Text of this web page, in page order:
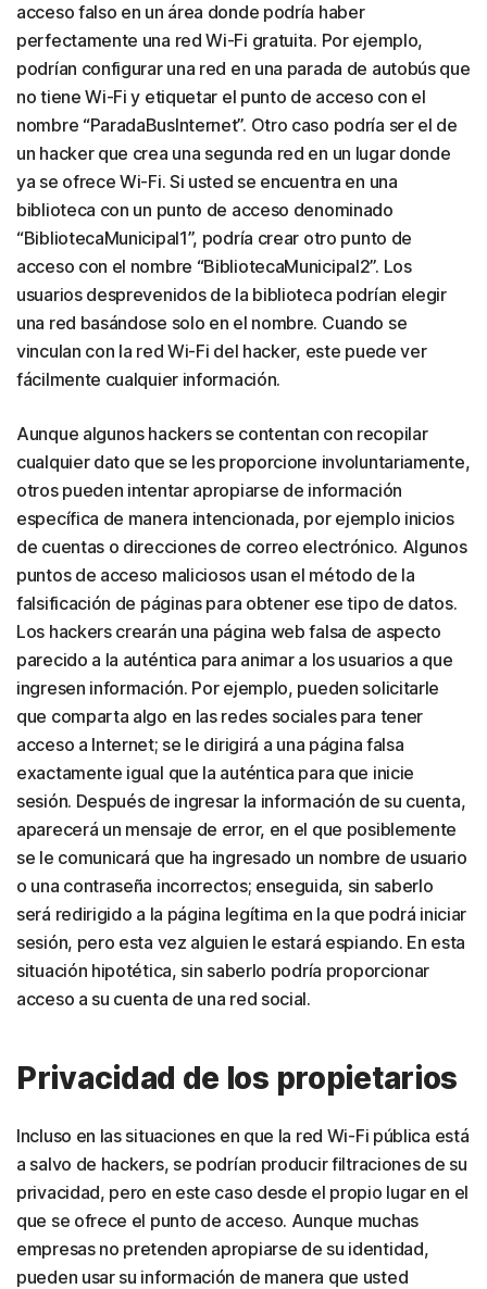
acceso falso en un área donde podría haber
perfectamente una red Wi-Fi gratuita. Por ejemplo,
podrían configurar una red en una parada de autobús que
no tiene Wi-Fi y etiquetar el punto de acceso con el
nombre “ParadaBusInternet”. Otro caso podría ser el de
un hacker que crea una segunda red en un lugar donde
ya se ofrece Wi-Fi. Si usted se encuentra en una
biblioteca con un punto de acceso denominado
“BibliotecaMunicipal1”, podría crear otro punto de
acceso con el nombre “BibliotecaMunicipal2”. Los
usuarios desprevenidos de la biblioteca podrían elegir
una red basándose solo en el nombre. Cuando se
vinculan con la red Wi-Fi del hacker, este puede ver
fácilmente cualquier información.
Aunque algunos hackers se contentan con recopilar
cualquier dato que se les proporcione involuntariamente,
otros pueden intentar apropiarse de información
específica de manera intencionada, por ejemplo inicios
de cuentas o direcciones de correo electrónico. Algunos
puntos de acceso maliciosos usan el método de la
falsificación de páginas para obtener ese tipo de datos.
Los hackers crearán una página web falsa de aspecto
parecido a la auténtica para animar a los usuarios a que
ingresen información. Por ejemplo, pueden solicitarle
que comparta algo en las redes sociales para tener
acceso a Internet; se le dirigirá a una página falsa
exactamente igual que la auténtica para que inicie
sesión. Después de ingresar la información de su cuenta,
aparecerá un mensaje de error, en el que posiblemente
se le comunicará que ha ingresado un nombre de usuario
o una contraseña incorrectos; enseguida, sin saberlo
será redirigido a la página legítima en la que podrá iniciar
sesión, pero esta vez alguien le estará espiando. En esta
situación hipotética, sin saberlo podría proporcionar
acceso a su cuenta de una red social.
Privacidad de los propietarios
Incluso en las situaciones en que la red Wi-Fi pública está
a salvo de hackers, se podrían producir filtraciones de su
privacidad, pero en este caso desde el propio lugar en el
que se ofrece el punto de acceso. Aunque muchas
empresas no pretenden apropiarse de su identidad,
pueden usar su información de manera que usted